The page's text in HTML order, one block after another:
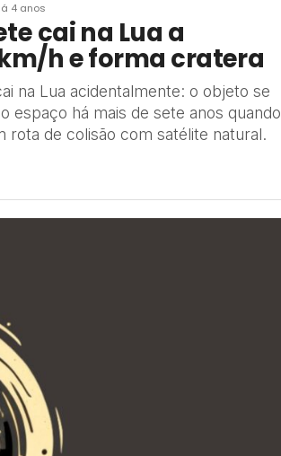
4 anos
cai na Lua a
h e forma cratera
na Lua acidentalmente: o objeto se
espaço há mais de sete anos quando
rota de colisão com satélite natural.